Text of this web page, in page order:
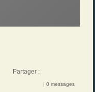
Partager :
| 0 messages